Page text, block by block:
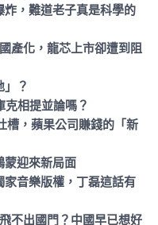
，難道老子真是科學的
產化，龍芯上市卻遭到阻
」？
克相提並論嗎？
，蘋果公司賺錢的「新
蒙迎來新局面
音樂版權，丁磊這話有
不出國門？中國早已想好